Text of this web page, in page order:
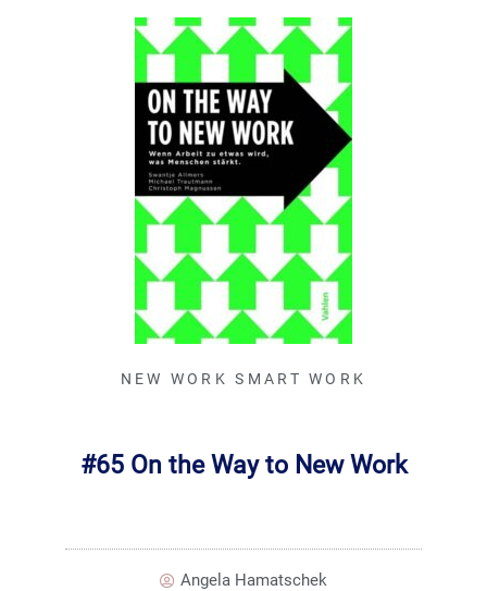
NEW WORK SMART WORK
#65 On the Way to New Work
Angela Hamatschek